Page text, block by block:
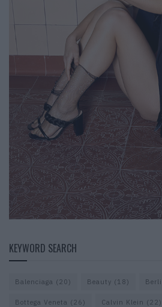
KEYWORD SEARCH
Balenciaga (20) Beauty (18)
Bottega Veneta (26) Calvin Klein (22)